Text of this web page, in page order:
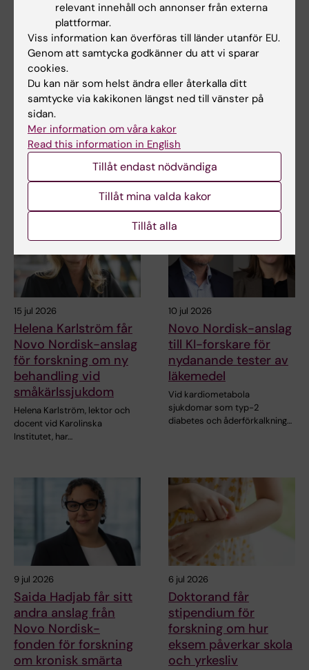
27 jul 2026
Juliette Foucher
tilldelas prestigefyllt
internationellt ALS-
anslag
Juliette Foucher, postdoktor
vid institutionen för klinisk
neurovetenskap…
24 jul 2026
Två KI-forskare får
innovationsfinansieri
ng från Knut och
Alice Wallenbergs
Professor Gonçalo Castelo-
Branco och professor Janne
Lehtiö vid KI får…
15 jul 2026
Helena Karlström får
Novo Nordisk-anslag
för forskning om ny
behandling vid
småkärlssjukdom
Helena Karlström, lektor och
docent vid Karolinska
Institutet, har…
10 jul 2026
Novo Nordisk-anslag
till KI-forskare för
nydanande tester av
läkemedel
Vid kardiometabola
sjukdomar som typ-2
diabetes och åderförkalkning…
9 jul 2026
Saida Hadjab får sitt
andra anslag från
Novo Nordisk-
fonden för forskning
om kronisk smärta
6 jul 2026
Doktorand får
stipendium för
forskning om hur
eksem påverkar skola
och yrkesliv
relevant innehåll och annonser från externa
plattformar.
Viss information kan överföras till länder utanför EU.
Genom att samtycka godkänner du att vi sparar
cookies.
Du kan när som helst ändra eller återkalla ditt
samtycke via kakikonen längst ned till vänster på
sidan.
Mer information om våra kakor
Read this information in English
Tillåt endast nödvändiga
Tillåt mina valda kakor
Tillåt alla